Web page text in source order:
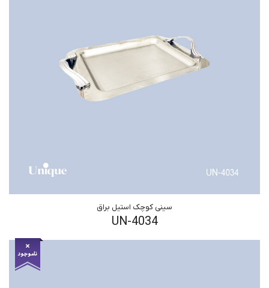
سینی کوچک استیل براق
UN-4034